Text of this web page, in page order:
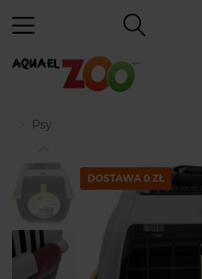
Psy
DOSTAWA 0 ZŁ